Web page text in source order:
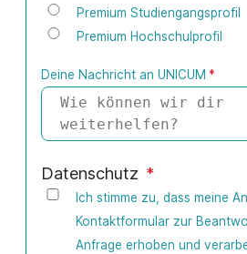
Premium Studiengangsprofil
Premium Hochschulprofil
Deine Nachricht an UNICUM *
Datenschutz *
Ich stimme zu, dass meine
Kontaktformular zur
Anfrage erhoben und